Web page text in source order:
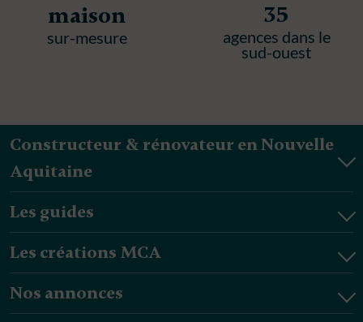
maison
sur-mesure
35
agences dans le
sud-ouest
Constructeur & rénovateur en Nouvelle
Aquitaine
Les guides
Les créations MCA
Nos annonces